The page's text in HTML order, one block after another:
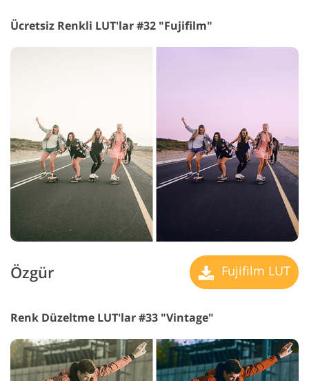
Ücretsiz Renkli LUT'lar #32 "Fujifilm"
Özgür Fujifilm LUT
Renk Düzeltme LUT'lar #33 "Vintage"